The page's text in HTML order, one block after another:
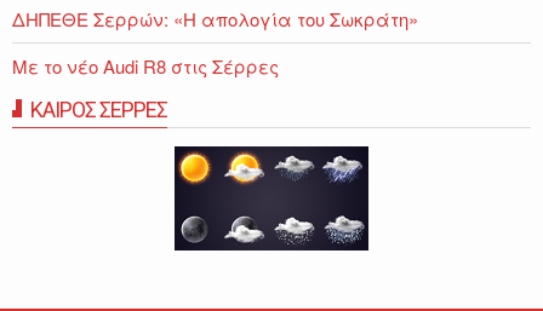
ΔΗΠΕΘΕ Σερρών: «Η απολογία του Σωκράτη»
Με το νέο Audi R8 στις Σέρρες
ΚΑΙΡΟΣ ΣΕΡΡΕΣ